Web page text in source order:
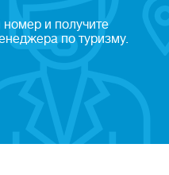
и получите
по туризму.